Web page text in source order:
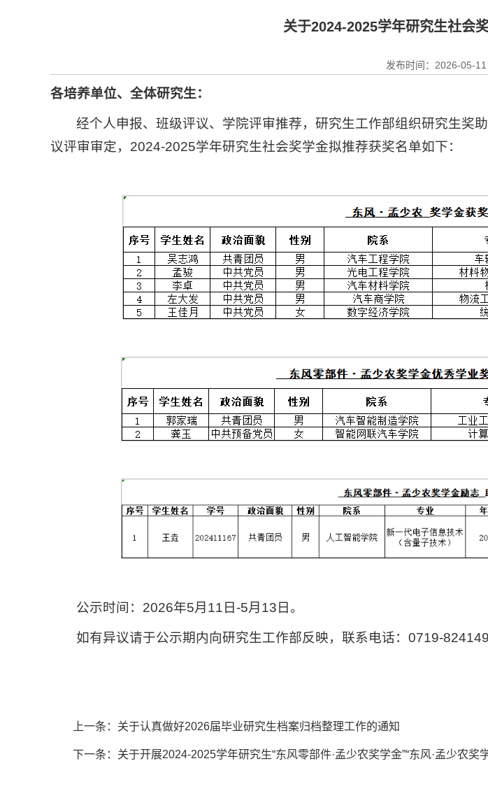
关于2024-2025学年研究生社会
发布时间：2026-05-
各培养单位、全体研究生：
经个人申报、班级评议、学院评审推荐，研究生工作部组织研究生奖
议评审审定，2024-2025学年研究生社会奖学金拟推荐获奖名单如下：
公示时间：2026年5月11日-5月13日。
如有异议请于公示期内向研究生工作部反映，联系电话：0719-
上一条： 关于认真做好2026届毕业研究生档案归档整理工作的通知
下一条： 关于开展2024-2025学年研究生“东风零部件·孟少农奖学金”“东风·孟少农奖